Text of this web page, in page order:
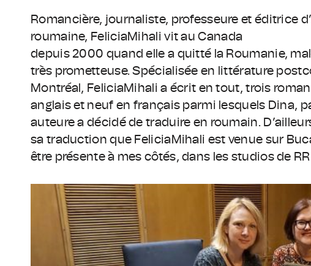
Romancière, journaliste, professeure et éditrice
roumaine, Felicia Mihali vit au Canada
depuis 2000 quand elle a quitté la Roumanie,
très prometteuse. Spécialisée en littérature
Montréal, FeliciaMihali a écrit en tout, trois
anglais et neuf en français parmi lesquels Dina,
auteure a décidé de traduire en roumain.
sa traduction que FeliciaMihali est venue sur
être présente à mes côtés, dans les studios de